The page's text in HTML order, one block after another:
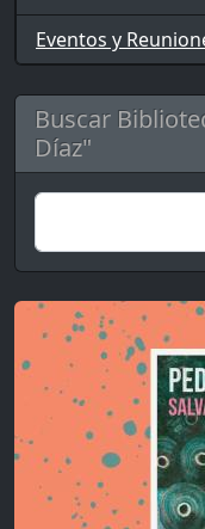
Eventos y
Buscar
Díaz"